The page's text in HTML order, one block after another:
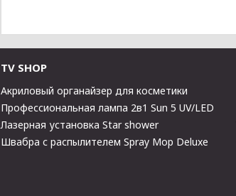
TV SHOP
Акриловый органайзер для косметики
Профессиональная лампа 2в1 Sun 5 UV/LED
Лазерная установка Star shower
Швабра с распылителем Spray Mop Deluxe